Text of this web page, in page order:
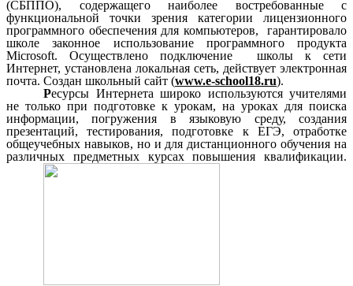
(СБППО), содержащего наиболее востребованные с
функциональной точки зрения категории лицензионного
программного обеспечения для компьютеров, гарантировало
школе законное использование программного продукта
Мicrosoft. Осуществлено подключение школы к сети
Интернет, установлена локальная сеть, действует электронная
почта. Создан школьный сайт (www.e-school18.ru).
Ресурсы Интернета широко используются учителями
не только при подготовке к урокам, на уроках для поиска
информации, погружения в языковую среду, создания
презентаций, тестирования, подготовке к ЕГЭ, отработке
общеучебных навыков, но и для дистанционного обучения на
различных предметных курсах повышения квалификации.